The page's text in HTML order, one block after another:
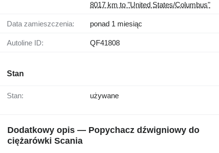
8017 km to "United States/Columbus"
Data zamieszczenia: ponad 1 miesiąc
Autoline ID: QF41808
Stan
Stan: używane
Dodatkowy opis — Popychacz dźwigniowy do
ciężarówki Scania